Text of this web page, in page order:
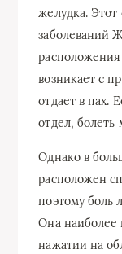
желудка. Этот
заболеваний
возникает с
отдает в пах.
отдел, болеть
Однако в
расположен
поэтому боль
Она
нажатии на